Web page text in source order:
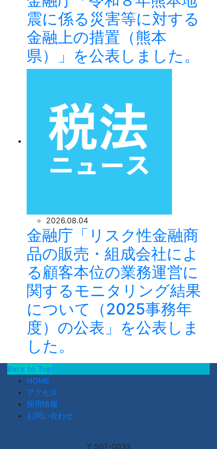
震に係る災害等に対する
金融上の措置（熊本
県）」を公表しました。
2026.08.04
金融庁「リスク性金融商
品の販売・組成会社によ
る顧客本位の業務運営に
関するモニタリング結果
について（2025事務年
度）の公表」を公表しま
した。
Back to Top
HOME
アクセス
採用情報
お問い合わせ
〒507-0033